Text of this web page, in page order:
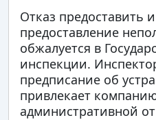
Отказ предоставить
предоставление
обжалуется в
инспекции.
предписание об
привлекает
административной